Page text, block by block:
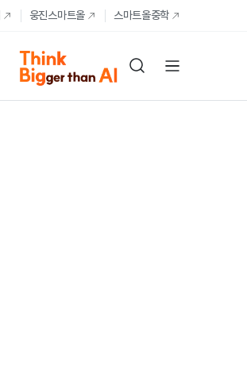
웅진스마트올 스마트올중학